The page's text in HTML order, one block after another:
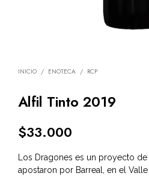
INICIO / ENOTECA / RCP
Alfil Tinto 2019
$33.000
Los Dragones es un proyecto
apostaron por Barreal, en el